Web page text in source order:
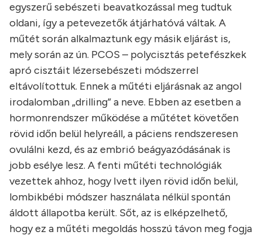
egyszerű sebészeti beavatkozással meg tudtuk
oldani, így a petevezetők átjárhatóvá váltak. A
műtét során alkalmaztunk egy másik eljárást is,
mely során az ún. PCOS – polycisztás petefészkek
apró cisztáit lézersebészeti módszerrel
eltávolítottuk. Ennek a műtéti eljárásnak az angol
irodalomban „drilling” a neve. Ebben az esetben a
hormonrendszer működése a műtétet követően
rövid időn belül helyreáll, a páciens rendszeresen
ovulálni kezd, és az embrió beágyazódásának is
jobb esélye lesz. A fenti műtéti technológiák
vezettek ahhoz, hogy Ivett ilyen rövid időn belül,
lombikbébi módszer használata nélkül spontán
áldott állapotba került. Sőt, az is elképzelhető,
hogy ez a műtéti megoldás hosszú távon meg fogja